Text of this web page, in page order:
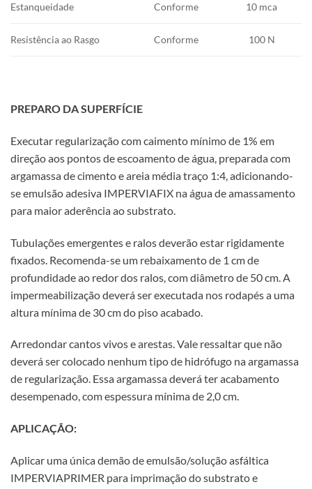
Estanqueidade Conforme 10 mca
Resistênciaao Rasgo Conforme 100 N
PREPARO DA SUPERFÍCIE
Executar regularização com caimento mínimo de 1% em
direção aos pontos de escoamento de água, preparada com
argamassa de cimento e areia média traço 1:4, adicionando-
se emulsão adesiva IMPERVIAFIX na água de amassamento
para maior aderência ao substrato.
Tubulações emergentes e ralos deverão estar rigidamente
fixados. Recomenda-se um rebaixamento de 1 cm de
profundidade ao redor dos ralos, com diâmetro de 50 cm. A
impermeabilização deverá ser executada nos rodapés a uma
altura mínima de 30 cm do piso acabado.
Arredondar cantos vivos e arestas. Vale ressaltar que não
deverá ser colocado nenhum tipo de hidrófugo na argamassa
de regularização. Essa argamassa deverá ter acabamento
desempenado, com espessura mínima de 2,0 cm.
APLICAÇÃO:
Aplicar uma única demão de emulsão/solução asfáltica
IMPERVIAPRIMER para imprimação do substrato e